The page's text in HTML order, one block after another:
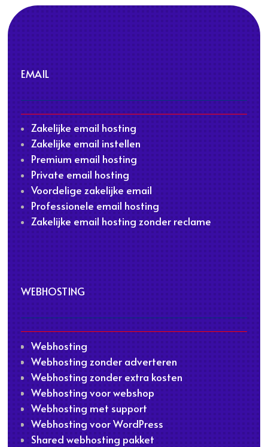
EMAIL
Zakelijke email hosting
Zakelijke email instellen
Premium email hosting
Private email hosting
Voordelige zakelijke email
Professionele email hosting
Zakelijke email hosting zonder reclame
WEBHOSTING
Webhosting
Webhosting zonder adverteren
Webhosting zonder extra kosten
Webhosting voor webshop
Webhosting met support
Webhosting voor WordPress
Shared webhosting pakket